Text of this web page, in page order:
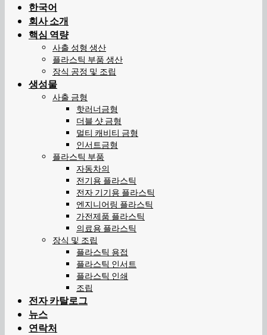
한국어
회사 소개
핵심 역량
사출 성형 생산
플라스틱 부품 생산
장식 공정 및 조립
생성물
사출 금형
핫러너금형
더블 샷 금형
멀티 캐비티 금형
인서트금형
플라스틱 부품
자동차의
전기용 플라스틱
전자 기기용 플라스틱
엔지니어링 플라스틱
가전제품 플라스틱
의료용 플라스틱
장식 및 조립
플라스틱 용접
플라스틱 인서트
플라스틱 인쇄
조립
전자 카탈로그
뉴스
연락처